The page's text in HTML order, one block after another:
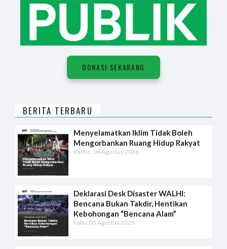
DONASI SEKARANG
BERITA TERBARU
Menyelamatkan Iklim Tidak Boleh
Mengorbankan Ruang Hidup Rakyat
Kamis, 06 Agustus 2026
Deklarasi Desk Disaster WALHI:
Bencana Bukan Takdir, Hentikan
Kebohongan “Bencana Alam”
Rabu, 05 Agustus 2026